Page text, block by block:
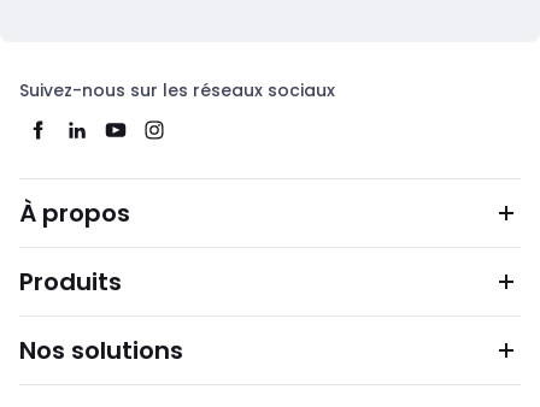
Suivez-nous sur les réseaux sociaux
À propos
Produits
Nos solutions